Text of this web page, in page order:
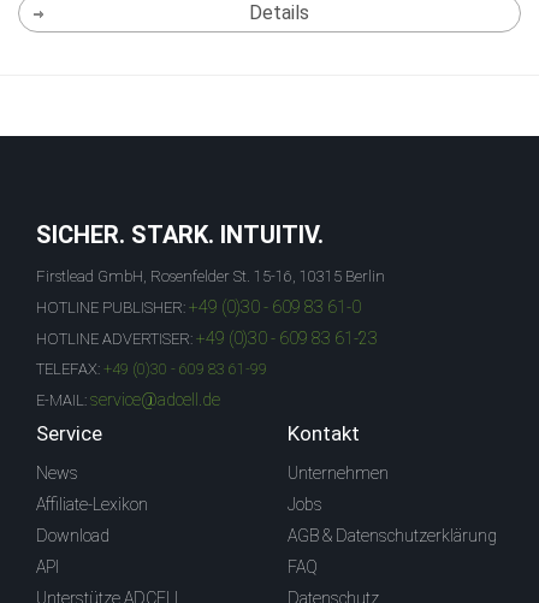
Details
SICHER. STARK. INTUITIV.
Firstlead GmbH, Rosenfelder St. 15-16, 10315 Berlin
HOTLINE PUBLISHER: +49 (0)30 - 609 83 61-0
HOTLINE ADVERTISER: +49 (0)30 - 609 83 61-23
TELEFAX: +49 (0)30 - 609 83 61-99
E-MAIL: service@adcell.de
Service
News
Affiliate-Lexikon
Download
API
Unterstütze ADCELL
Kontakt
Unternehmen
Jobs
AGB & Datenschutzerklärung
FAQ
Datenschutz